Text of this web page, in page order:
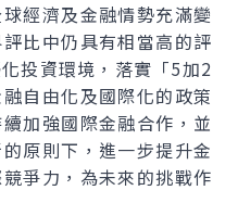
經濟及金融情勢充滿變
比中仍具有相當高的評
投資環境，落實「5加2
自由化及國際化的政策
加強國際金融合作，並
原則下，進一步提升金
爭力，為未來的挑戰作